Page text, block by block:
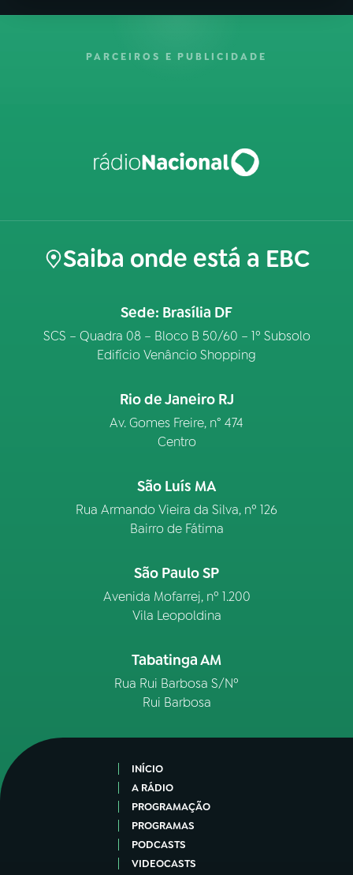
PARCEIROS E PUBLICIDADE
Saiba onde está a EBC
Sede: Brasília DF
SCS – Quadra 08 – Bloco B 50/60 – 1º Subsolo
Edifício Venâncio Shopping
Rio de Janeiro RJ
Av. Gomes Freire, n° 474
Centro
São Luís MA
Rua Armando Vieira da Silva, nº 126
Bairro de Fátima
São Paulo SP
Avenida Mofarrej, nº 1.200
Vila Leopoldina
Tabatinga AM
Rua Rui Barbosa S/Nº
Rui Barbosa
INÍCIO
A RÁDIO
PROGRAMAÇÃO
PROGRAMAS
PODCASTS
VIDEOCASTS